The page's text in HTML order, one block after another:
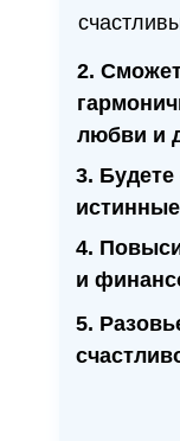
2.
любви и
3.
4.
и
5.